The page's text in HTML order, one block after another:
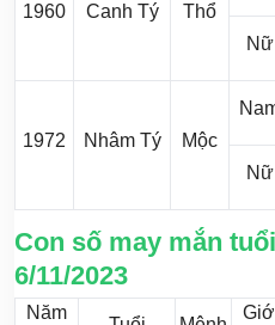
1960 Canh Tý Thổ
Nữ
1972 Nhâm Tý Mộc
Nữ
Con số may mắn
6/11/2023
Năm